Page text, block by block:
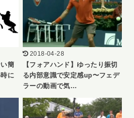
簡
に
2018-04-28
【フォアハンド】ゆったり振切
る内部意識で安定感up〜フェデ
ラーの動画で気…